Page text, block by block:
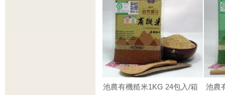
池農有機糙米1KG 24包入/箱
池農